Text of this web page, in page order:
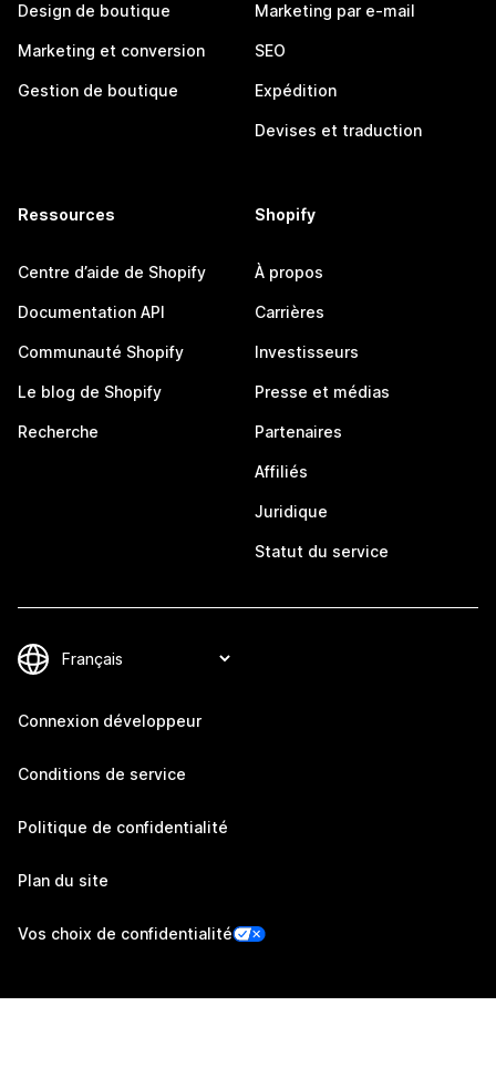
Design de boutique
Marketing et conversion
Gestion de boutique
Marketing par e-mail
SEO
Expédition
Devises et traduction
Ressources
Centre d’aide de Shopify
Documentation API
Communauté Shopify
Le blog de Shopify
Recherche
Shopify
À propos
Carrières
Investisseurs
Presse et médias
Partenaires
Affiliés
Juridique
Statut du service
Connexion développeur
Conditions de service
Politique de confidentialité
Plan du site
Vos choix de confidentialité